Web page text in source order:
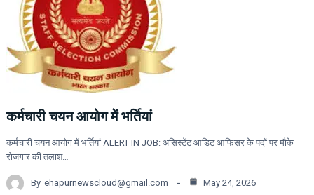
कर्मचारी चयन आयोग में भर्तियां
कर्मचारी चयन आयोग में भर्तियां ALERT IN JOB: असिस्टेंट आडिट आफिसर के पदों पर मौके
रोजगार की तलाश…
By ehapurnewscloud@gmail.com May 24, 2026